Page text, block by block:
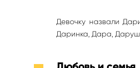
Девочку назвали
Даринка, Дара,